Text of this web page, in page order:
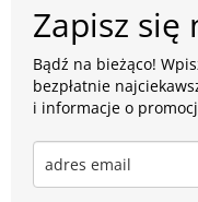
Zapisz
Bądź na bieżąco!
bezpłatnie
i informacje o